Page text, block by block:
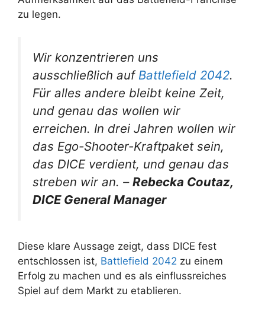
zu legen.
Wir konzentrieren uns
ausschließlich auf Battlefield 2042.
Für alles andere bleibt keine Zeit,
und genau das wollen wir
erreichen. In drei Jahren wollen wir
das Ego-Shooter-Kraftpaket sein,
das DICE verdient, und genau das
streben wir an. – Rebecka Coutaz,
DICE General Manager
Diese klare Aussage zeigt, dass DICE fest
entschlossen ist, Battlefield 2042 zu einem
Erfolg zu machen und es als einflussreiches
Spiel auf dem Markt zu etablieren.